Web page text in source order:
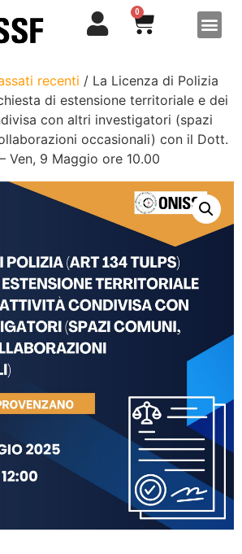
0
recenti / La Licenza di Polizia
di estensione territoriale e dei
con altri investigatori (spazi
occasionali) con il Dott.
Ven, 9 Maggio ore 10.00